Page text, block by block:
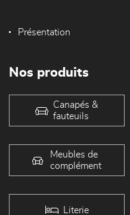
Présentation
Nos produits
Canapés &
fauteuils
Meubles de
complément
Literie